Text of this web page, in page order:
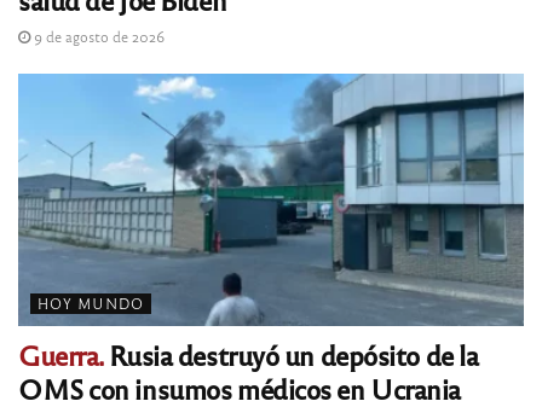
9 de agosto de 2026
HOY MUNDO
Guerra.Rusia destruyó un depósito de la
OMS con insumos médicos en Ucrania